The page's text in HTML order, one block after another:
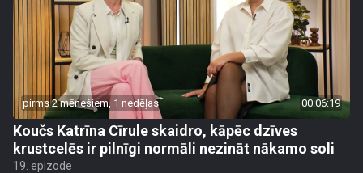
pirms 2 mēnešiem, 1 nedēļas 00:06:19
Koučs Katrīna Cīrule skaidro, kāpēc dzīves
krustcelēs ir pilnīgi normāli nezināt nākamo soli
19. epizode